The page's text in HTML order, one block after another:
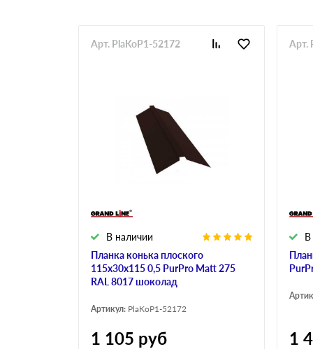
Планка конька плоского
115х30х115 0,5 PurPro Matt 275
RAL 8017 шоколад
В наличии
Арт. PlaKoP1-52172
Артикул: PlaKoP1-52172
1 105 руб
В
Арт.
1